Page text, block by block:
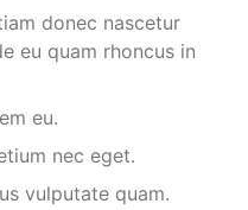
donec nascetur
eu quam rhoncus in
eu.
nec eget.
vulputate quam.